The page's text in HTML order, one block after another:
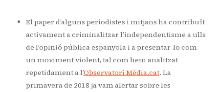
El paper d’alguns periodistes i mitjans ha contribuït
activament a criminalitzar l’independentisme a ulls
de l’opinió pública espanyola i a presentar-lo com
un moviment violent, tal com hem analitzat
repetidament a l’Observatori Mèdia.cat. La
primavera de 2018 ja vam alertar sobre les